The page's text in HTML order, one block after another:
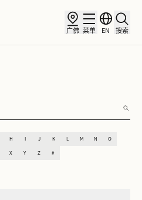
广佛 菜单 EN 搜索
H K M N O
X Y Z #